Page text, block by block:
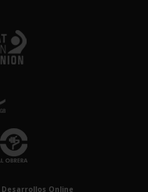
Desarrollos Online